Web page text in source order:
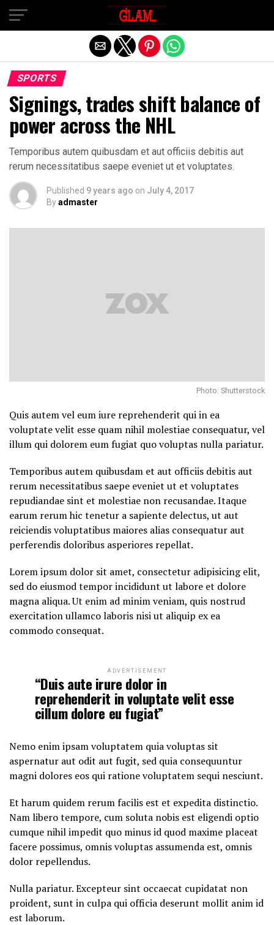
SPORTS
Signings, trades shift balance of
power across the NHL
Temporibus autem quibusdam et aut officiis debitis aut
rerum necessitatibus saepe eveniet ut et voluptates.
Published 9 years ago on July 4, 2017
Byadmaster
Photo: Shutterstock
Quis autem vel eum iure reprehenderit qui in ea
voluptate velit esse quam nihil molestiae consequatur, vel
illum qui dolorem eum fugiat quo voluptas nulla pariatur.
Temporibus autem quibusdam et aut officiis debitis aut
rerum necessitatibus saepe eveniet ut et voluptates
repudiandae sint et molestiae non recusandae. Itaque
earum rerum hic tenetur a sapiente delectus, ut aut
reiciendis voluptatibus maiores alias consequatur aut
perferendis doloribus asperiores repellat.
Lorem ipsum dolor sit amet, consectetur adipisicing elit,
sed do eiusmod tempor incididunt ut labore et dolore
magna aliqua. Ut enim ad minim veniam, quis nostrud
exercitation ullamco laboris nisi ut aliquip ex ea
commodo consequat.
ADVERTISEMENT
“Duis aute irure dolor in
reprehenderit in voluptate velit esse
cillum dolore eu fugiat”
Nemo enim ipsam voluptatem quia voluptas sit
aspernatur aut odit aut fugit, sed quia consequuntur
magni dolores eos qui ratione voluptatem sequi nesciunt.
Et harum quidem rerum facilis est et expedita distinctio.
Nam libero tempore, cum soluta nobis est eligendi optio
cumque nihil impedit quo minus id quod maxime placeat
facere possimus, omnis voluptas assumenda est, omnis
dolor repellendus.
Nulla pariatur. Excepteur sint occaecat cupidatat non
proident, sunt in culpa qui officia deserunt mollit anim id
est laborum.
Exit mobile version